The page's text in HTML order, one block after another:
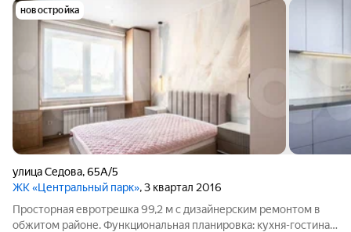
новостройка
улица Седова,65А/5
ЖК «Центральный парк», 3 квартал 2016
Просторная евротрешка 99,2 м с дизайнерским ремонтом в
обжитом районе. Функциональная планировка: кухня-гостиная,